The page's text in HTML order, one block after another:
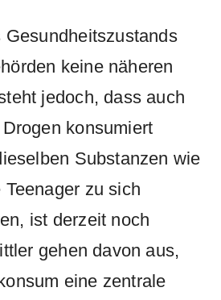
keine näheren
jedoch, dass auch
konsumiert
Substanzen wie
zu sich
ist derzeit noch
gehen davon aus,
eine zentrale